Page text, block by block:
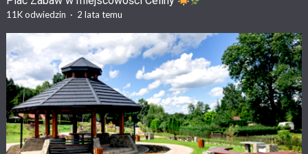
11Kodwiedzin · 2 lata temu